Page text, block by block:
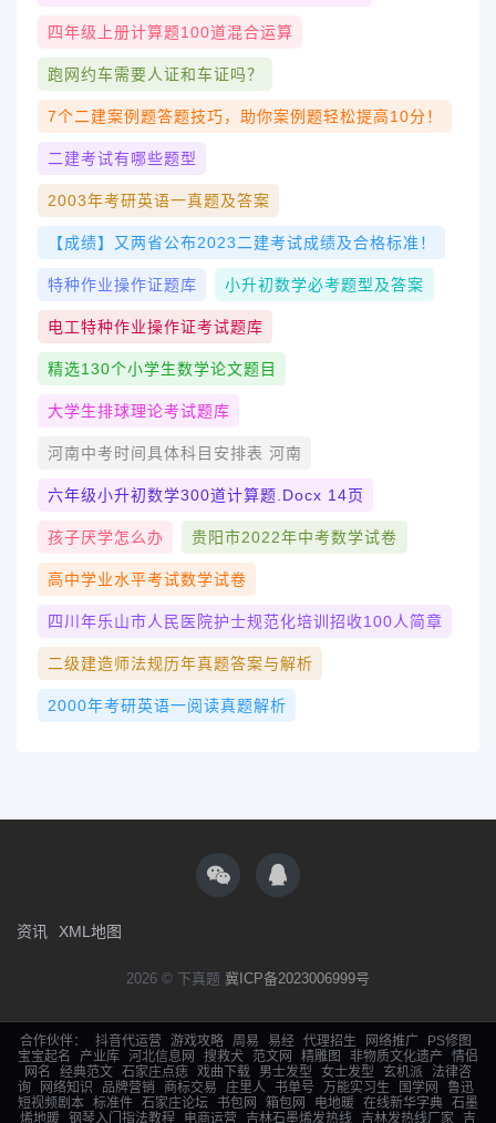
四年级上册计算题100道混合运算
跑网约车需要人证和车证吗？
7个二建案例题答题技巧，助你案例题轻松提高10分！
二建考试有哪些题型
2003年考研英语一真题及答案
【成绩】又两省公布2023二建考试成绩及合格标准！
特种作业操作证题库 小升初数学必考题型及答案
电工特种作业操作证考试题库
精选130个小学生数学论文题目
大学生排球理论考试题库
河南中考时间具体科目安排表 河南
六年级小升初数学300道计算题.docx 14页
孩子厌学怎么办 贵阳市2022年中考数学试卷
高中学业水平考试数学试卷
四川年乐山市人民医院护士规范化培训招收100人简章
二级建造师法规历年真题答案与解析
2000年考研英语一阅读真题解析
资讯 XML地图
2026 © 下真题 冀ICP备2023006999号
合作伙伴： 抖音代运营 游戏攻略 周易 易经 代理招生 网络推广
PS修图
宝宝起名
产业库 河北信息网 搜救犬 范文网 精雕图 非物质文化遗产
情侣
网名
经典范文 石家庄点痣 戏曲下载 男士发型 女士发型 玄机派
法律咨
询
网络知识 品牌营销 商标交易 庄里人 书单号 万能实习生 国学网
鲁迅
短视频剧本 标准件 石家庄论坛 书包网 箱包网 电地暖 在线新华字典 石墨
烯地暖 钢琴入门指法教程 电商运营 吉林石墨烯发热线 吉林发热线厂家 吉